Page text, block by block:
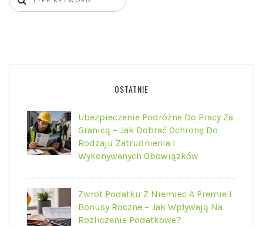
OSTATNIE
Ubezpieczenie Podróżne Do Pracy Za
Granicą – Jak Dobrać Ochronę Do
Rodzaju Zatrudnienia I
Wykonywanych Obowiązków
Zwrot Podatku Z Niemiec A Premie I
Bonusy Roczne – Jak Wpływają Na
Rozliczenie Podatkowe?